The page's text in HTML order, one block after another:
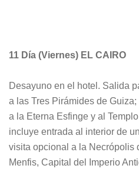
11 Día (Viernes) EL CAIRO
Desayuno en el hotel. Salida
a las Tres Pirámides de
a la Eterna Esfinge y al
incluye entrada al interior de
visita opcional a la Necrópolis
Menfis, Capital del Imperio